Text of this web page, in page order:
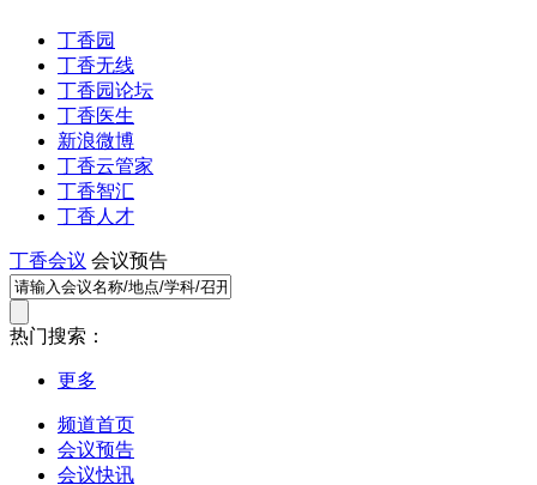
丁香园
丁香无线
丁香园论坛
丁香医生
新浪微博
丁香云管家
丁香智汇
丁香人才
丁香会议 会议预告
热门搜索：
更多
频道首页
会议预告
会议快讯